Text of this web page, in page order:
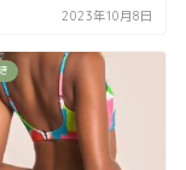
2023年10月8日